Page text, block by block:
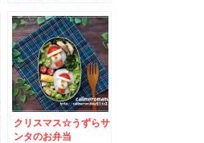
弁当
クリスマス☆うずらサ
ンタのお弁当